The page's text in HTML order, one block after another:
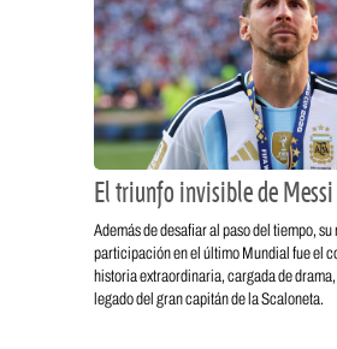
El triunfo invisible de Messi
Además de desafiar al paso del tiempo,
participación en el último Mundial fue el
historia extraordinaria, cargada de
legado del gran capitán de la Scaloneta.